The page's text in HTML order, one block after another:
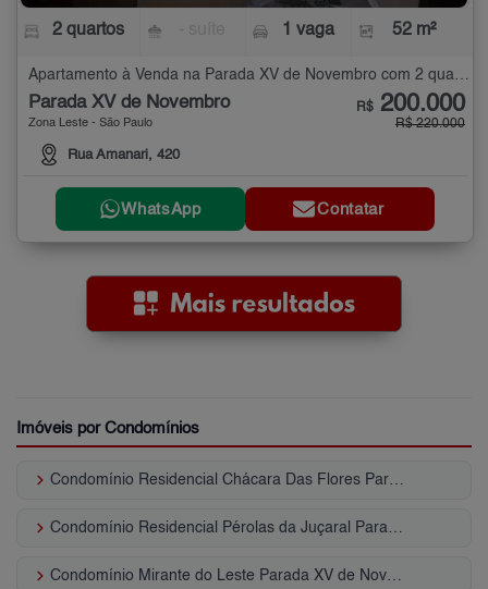
2 quartos 1 vaga 52 m²
Parada XV de Novembro
Zona Leste - São Paulo
Rua Amanari, 420
R$ 200.000
R$ 220.000
WhatsApp Contatar
Imóveis por Condomínios
keyboard_arrow_right Condomínio Residencial Chácara Das Flores Parada XV de Novembro
keyboard_arrow_right Condomínio Residencial Pérolas da Juçaral Parada XV de Novembro
keyboard_arrow_right Condomínio Mirante do Leste Parada XV de Novembro